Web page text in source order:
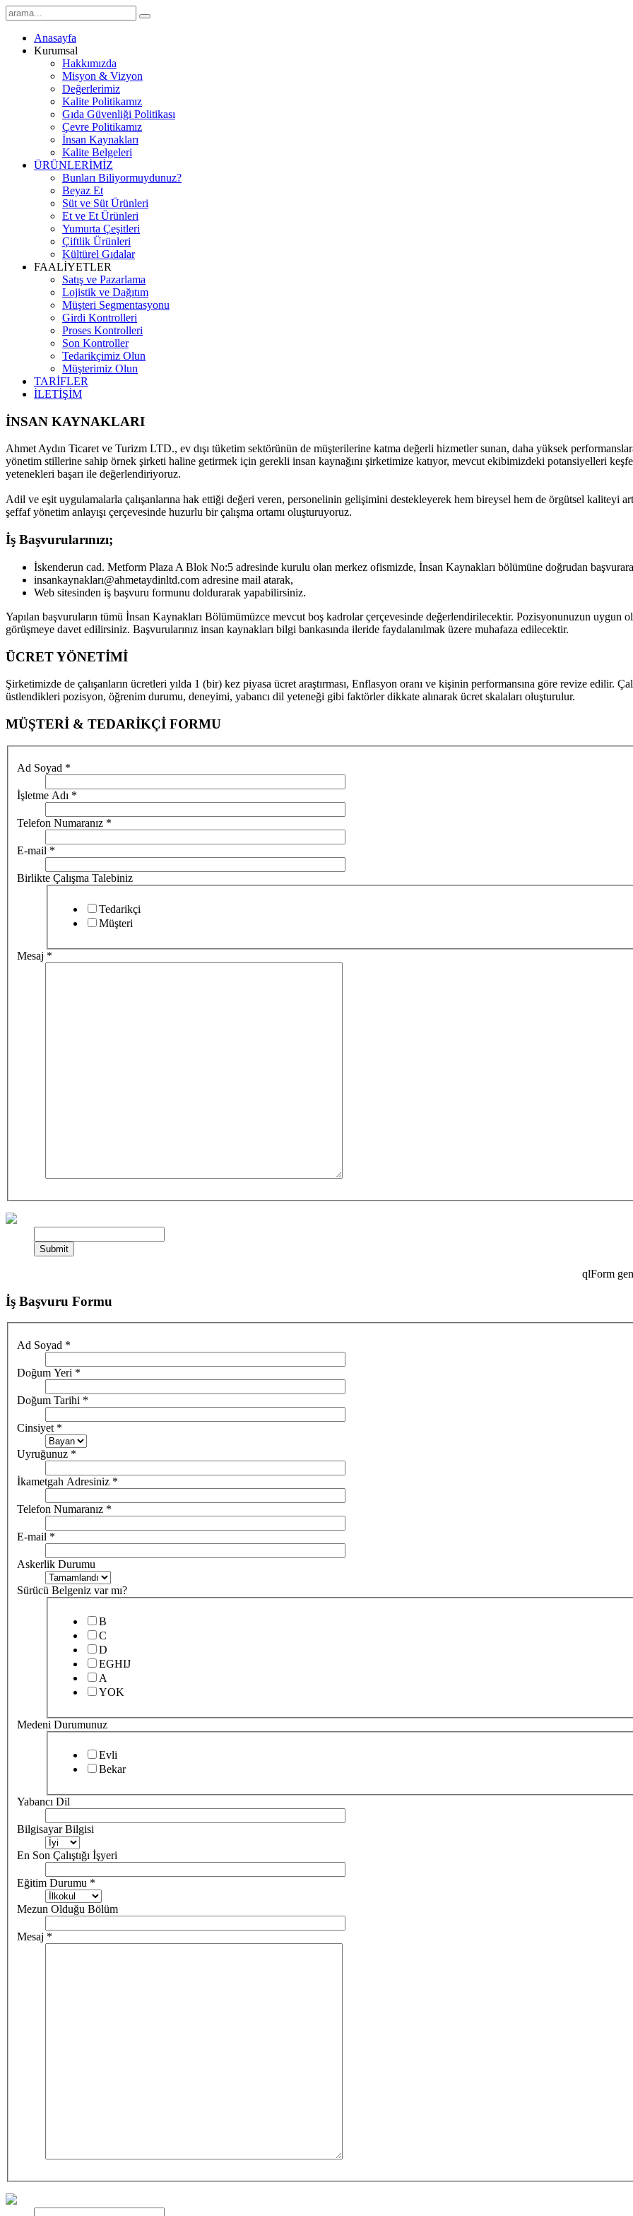
Anasayfa
Kurumsal
Hakkımızda
Misyon & Vizyon
Değerlerimiz
Kalite Politikamız
Gıda Güvenliği Politikası
Çevre Politikamız
İnsan Kaynakları
Kalite Belgeleri
ÜRÜNLERİMİZ
Bunları Biliyormuydunuz?
Beyaz Et
Süt ve Süt Ürünleri
Et ve Et Ürünleri
Yumurta Çeşitleri
Çiftlik Ürünleri
Kültürel Gıdalar
FAALİYETLER
Satış ve Pazarlama
Lojistik ve Dağıtım
Müşteri Segmentasyonu
Girdi Kontrolleri
Proses Kontrolleri
Son Kontroller
Tedarikçimiz Olun
Müşterimiz Olun
TARİFLER
İLETİŞİM
İNSAN KAYNAKLARI
Ahmet Aydın Ticaret ve Turizm LTD., ev dışı tüketim sektörünün de müşterilerine katma değerli hizmetler sunan, daha yüksek
yönetim stillerine sahip örnek şirketi haline getirmek için gerekli insan kaynağını şirketimize katıyor, mevcut ekibimizdeki potansiyelleri
yetenekleri başarı ile değerlendiriyoruz.
Adil ve eşit uygulamalarla çalışanlarına hak ettiği değeri veren, personelinin gelişimini destekleyerek hem bireysel hem de örgütsel kaliteyi
şeffaf yönetim anlayışı çerçevesinde huzurlu bir çalışma ortamı oluşturuyoruz.
İş Başvurularınızı;
İskenderun cad. Metform Plaza A Blok No:5 adresinde kurulu olan merkez ofismizde, İnsan Kaynakları bölümüne doğrudan
insankaynakları@ahmetaydinltd.com adresine mail atarak,
Web sitesinden iş başvuru formunu doldurarak yapabilirsiniz.
Yapılan başvuruların tümü İnsan Kaynakları Bölümümüzce mevcut boş kadrolar çerçevesinde değerlendirilecektir. Pozisyonunuzun uygun
görüşmeye davet edilirsiniz. Başvurularınız insan kaynakları bilgi bankasında ileride faydalanılmak üzere muhafaza edilecektir.
ÜCRET YÖNETİMİ
Şirketimizde de çalışanların ücretleri yılda 1 (bir) kez piyasa ücret araştırması, Enflasyon oranı ve kişinin performansına göre revize edilir.
üstlendikleri pozisyon, öğrenim durumu, deneyimi, yabancı dil yeteneği gibi faktörler dikkate alınarak ücret skalaları oluşturulur.
MÜŞTERİ & TEDARİKÇİ FORMU
Ad Soyad *
İşletme Adı *
Telefon Numaranız *
E-mail *
Birlikte Çalışma Talebiniz
Tedarikçi
Müşteri
Mesaj *
qlForm
İş Başvuru Formu
Ad Soyad *
Doğum Yeri *
Doğum Tarihi *
Cinsiyet *
Uyruğunuz *
İkametgah Adresiniz *
Telefon Numaranız *
E-mail *
Askerlik Durumu
Sürücü Belgeniz var mı?
B
C
D
EGHIJ
A
YOK
Medeni Durumunuz
Evli
Bekar
Yabancı Dil
Bilgisayar Bilgisi
En Son Çalıştığı İşyeri
Eğitim Durumu *
Mezun Olduğu Bölüm
Mesaj *